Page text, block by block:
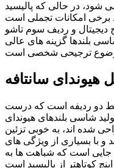
شود، در حالی که پالیسید
برخی امکانات تجملی است
دیجیتال و ردیف سوم تاشو
بلندها گزینه های عالی
هیوندای سانتافه
دو ردیفه است که درست
شاسی بلندهای هیوندای
شده اند، به خوبی تزئین
و با بسیاری از ویژگی های
جایی است که شباهت ها به
پایان می رسد. طول سانتافه حدود 8 اینچ کوتاهتر از پالیسید است